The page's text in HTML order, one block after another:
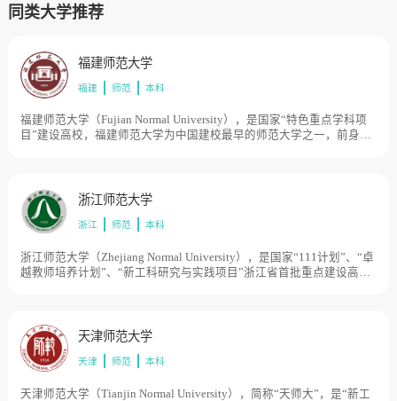
同类大学推荐
福建师范大学
福建 师范 本科
福建师范大学（Fujian Normal University），是国家“特色重点学科项
目”建设高校，福建师范大学为中国建校最早的师范大学之一，前身是
学校总体占地面积4000亩。
浙江师范大学
浙江 师范 本科
浙江师范大学（Zhejiang Normal University），是国家“111计划”、“卓
越教师培养计划”、“新工科研究与实践项目”浙江省首批重点建设高
华。1980年被列为省属重点高校。1985年更名为浙江师范大学。2000
年、2001年、2004年浙江财政学校、浙江幼儿师范学校和金华铁路司
机学校相继并入。对口支援衢州学院，与金华市共建金华理工学院。
天津师范大学
天津 师范 本科
天津师范大学（Tianjin Normal University），简称“天师大”，是“新工